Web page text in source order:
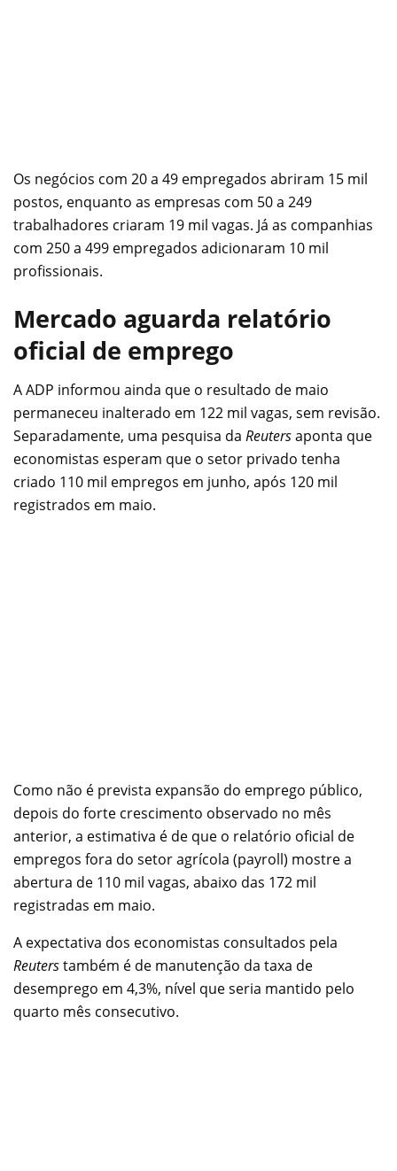
Os negócios com 20 a 49 empregados abriram 15 mil
postos, enquanto as empresas com 50 a 249
trabalhadores criaram 19 mil vagas. Já as companhias
com 250 a 499 empregados adicionaram 10 mil
profissionais.
Mercado aguarda relatório
oficial de emprego
A ADP informou ainda que o resultado de maio
permaneceu inalterado em 122 mil vagas, sem revisão.
Separadamente, uma pesquisa da Reutersaponta que
economistas esperam que o setor privado tenha
criado 110 mil empregos em junho, após 120 mil
registrados em maio.
Como não é prevista expansão do emprego público,
depois do forte crescimento observado no mês
anterior, a estimativa é de que o relatório oficial de
empregos fora do setor agrícola (payroll) mostre a
abertura de 110 mil vagas, abaixo das 172 mil
registradas em maio.
A expectativa dos economistas consultados pela
Reuterstambém é de manutenção da taxa de
desemprego em 4,3%, nível que seria mantido pelo
quarto mês consecutivo.